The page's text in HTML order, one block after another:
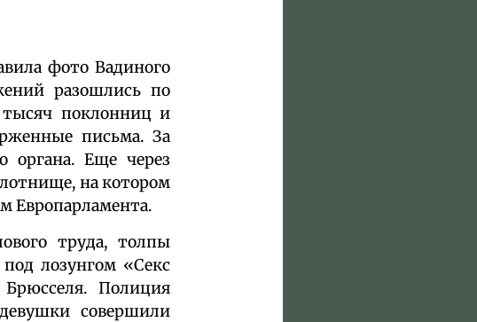
фото Вадиного
разошлись по
поклонниц и
письма. За
органа. Еще через
на котором
Европарламента.
труда, толпы
лозунгом «Секс
Полиция
совершили